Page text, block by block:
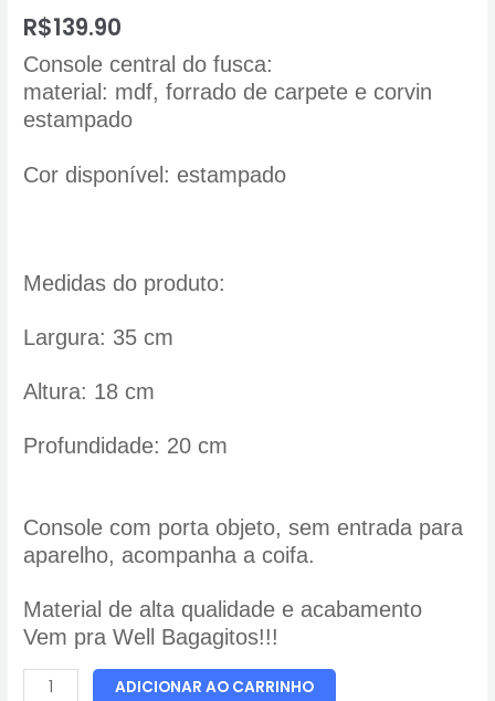
R$139.90
Console central do fusca:
material: mdf, forrado de carpete e corvin
estampado
Cor disponível: estampado
Medidas do produto:
Largura: 35 cm
Altura: 18 cm
Profundidade: 20 cm
Console com porta objeto, sem entrada para
aparelho, acompanha a coifa.
Material de alta qualidade e acabamento
Vem pra Well Bagagitos!!!
ADICIONAR AO CARRINHO